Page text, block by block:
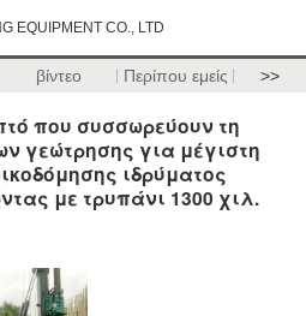
EQUIPMENT CO., LTD
βίντεο Περίπου εμείς >>
που συσσωρεύουν τη
γεώτρησης για μέγιστη
ιδρύματος
με τρυπάνι 1300 χιλ.